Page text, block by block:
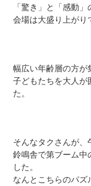
「驚き」と「感動」
会場は大盛り上がり
幅広い年齢層の方が
子どもたちを大人が
た。
そんなタクさんが、
鈴鳴舎で第ブーム中
した。
なんとこちらのパズ